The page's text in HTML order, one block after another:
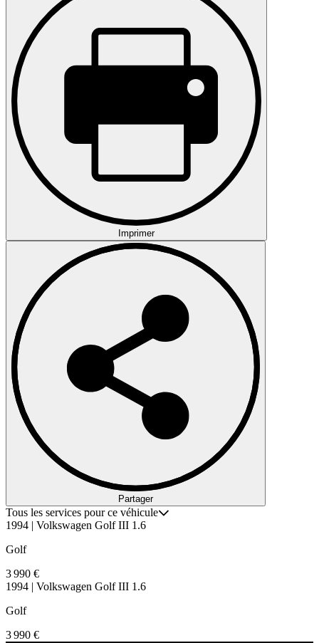
Imprimer
Partager
Tous les services pour ce véhicule
1994 | Volkswagen Golf III 1.6
Golf
3 990 €
1994 | Volkswagen Golf III 1.6
Golf
3 990 €